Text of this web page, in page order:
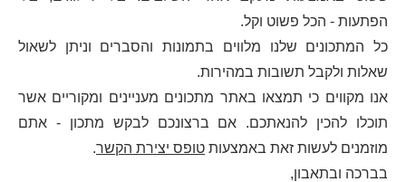
הפתעות - הכל פשוט וקל.
כל המתכונים שלנו מלווים בתמונות והסברים וניתן לשאול
שאלות ולקבל תשובות במהירות.
אנו מקווים כי תמצאו באתר מתכונים מעניינים ומקוריים אשר
תוכלו להכין להנאתכם. אם ברצונכם לבקש מתכון - אתם
מוזמנים לעשות זאת באמצעות טופס יצירת הקשר.
בברכה ובתאבון,